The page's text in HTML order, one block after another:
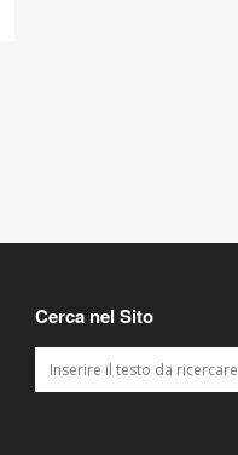
Cerca nel Sito